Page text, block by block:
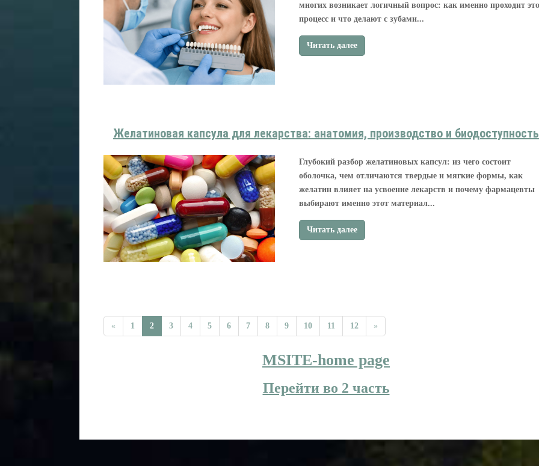
многих возникает логичный вопрос: как именно проходит
процесс и что делают с зубами...
Читать далее
Желатиновая капсула для лекарства: анатомия, производство и биодоступность
Глубокий разбор желатиновых капсул: из чего состоит
оболочка, чем отличаются твердые и мягкие формы, как
желатин влияет на усвоение лекарств и почему фармацевты
выбирают именно этот материал...
Читать далее
« 1 2 3 4 5 6 7 8 9 10 11 12 »
MSITE-home page
Перейти во 2 часть